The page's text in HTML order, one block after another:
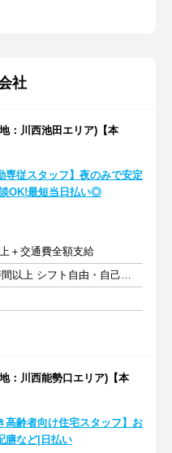
社
：川西池田エリア)【本
専従スタッフ】夜のみで安定
OK!最短当日払い◎
＋交通費全額支給
週2日以上 1日7時間以上 シフト自由・自己申告
：川西能勢口エリア)【本
高齢者向け住宅スタッフ】お
膳など|日払い